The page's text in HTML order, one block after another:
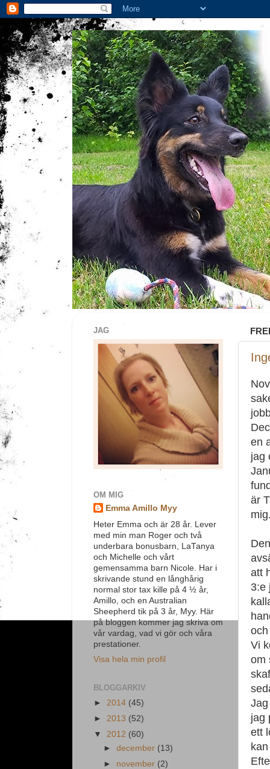
en
jag
är
att
3:e
Vi
om
jag
ett
JAG
OM MIG
Emma Amillo Myy
Heter Emma och är 28 år. Lever
med min man Roger och två
underbara bonusbarn, LaTanya
och Michelle och vårt
gemensamma barn Nicole. Har i
skrivande stund en långhårig
normal stor tax kille på 4 ½ år,
Amillo, och en Australian
Sheepherd tik på 3 år, Myy. Här
på bloggen kommer jag skriva om
vår vardag, vad vi gör och våra
prestationer.
Visa hela min profil
BLOGGARKIV
► 2014 (45)
► 2013 (52)
▼ 2012 (60)
►december (13)
► november (2)